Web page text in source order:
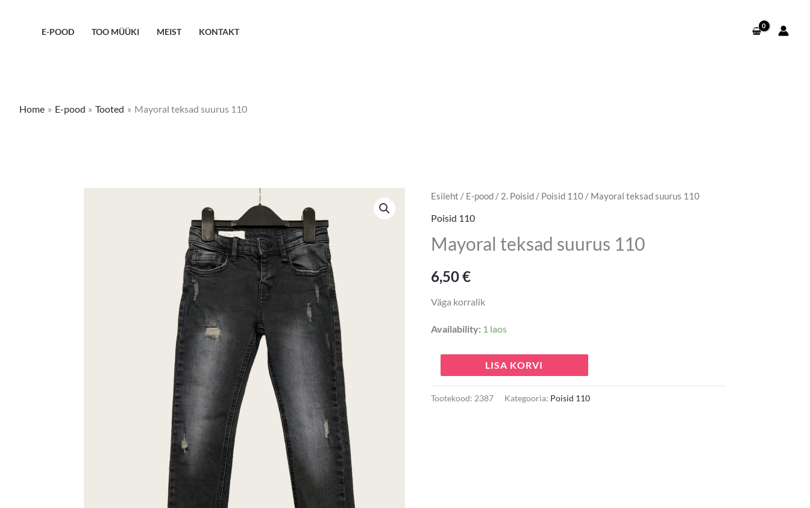
E-POOD TOO MÜÜKI MEIST KONTAKT
Home E-pood Tooted Mayoral teksad suurus 110
Esileht / E-pood/ 2. Poisid/ Poisid 110/ Mayoral teksad suurus 110
Poisid 110
Mayoral teksad suurus 110
6,50€
Väga korralik
Availability: 1 laos
Mayoral
teksad
110
LISA KORVI
Tootekood: 2387 Kategooria: Poisid 110